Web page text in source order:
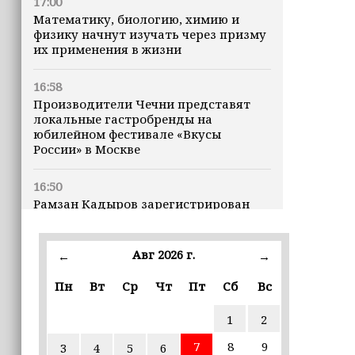
Математику, биологию, химию и
физику начнут изучать через призму
их применения в жизни
16:58
Производители Чечни представят
локальные гастробренды на
юбилейном фестивале «Вкусы
России» в Москве
16:50
Рамзан Кадыров зарегистрирован
16:47
землетрясения, рассказала
16:12
← Авг 2026 г.
→
Пн
Вт Ср Чт Пт Сб Вс
1
2
3
4 5 6 7 8
9